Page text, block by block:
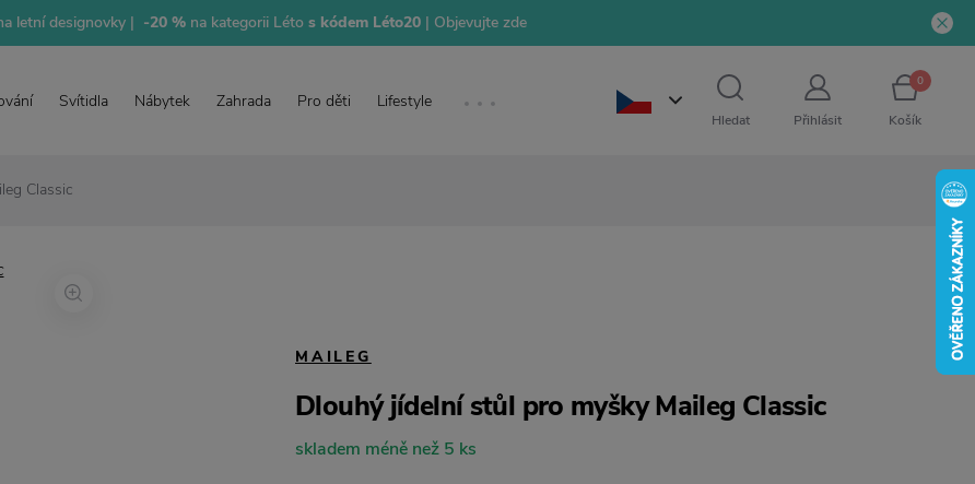
letní designovky | -20 %na kategorii Létos kódem Léto20 | Objevujte zde
Svítidla Nábytek Zahrada Pro děti Lifestyle
Hledat Přihlásit
0
Košík
Classic
MAILEG
Dlouhý jídelní stůl pro myšky Maileg Classic
skladem méně než 5 ks